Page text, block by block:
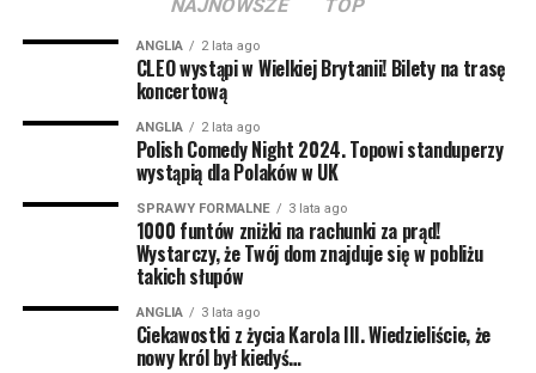
dla siebie, jednak woli dla ludzi. Znacie go m.in. z
programu Kuby Wojewódzkiego.
Bartosz Gajda:Kabareciarz, standuper, komik –
generalnie człowiek od śmiesznych rzeczy. Można go
oglądać na scenach wielu miast w Polsce, bo jeździ i
rozbawia ludzi. Podobno ktoś widział jak Bartosz kiedyś
był poważny przez półtorej minuty, ale to nie jest do
końca potwierdzone. Prywatnie ze Śląska, a dokładniej
z Pszczyny. Dlatego czasem z jego ust może paść
tajemnicze “pogodej mi do lacza”, albo “co żeś tam zaś
przysmyczył?”. Możecie go kojarzyć z Radia ZET, gdzie
codziennie budzi tysiące słuchaczy.
NAJNOWSZE TOP
ANGLIA 2 lata ago
CLEO wystąpi w Wielkiej Brytanii! Bilety na trasę
koncertową
ANGLIA 2 lata ago
Polish Comedy Night 2024. Topowi standuperzy
wystąpią dla Polaków w UK
SPRAWY FORMALNE 3 lata ago
1000 funtów zniżki na rachunki za prąd!
Wystarczy, że Twój dom znajduje się w pobliżu
takich słupów
ANGLIA 3 lata ago
Ciekawostki z życia Karola III. Wiedzieliście, że
nowy król był kiedyś…